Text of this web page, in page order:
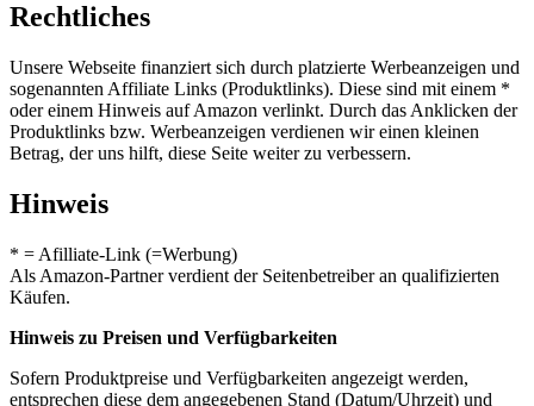
Rechtliches
Unsere Webseite finanziert sich durch platzierte Werbeanzeigen und
sogenannten Affiliate Links (Produktlinks). Diese sind mit einem *
oder einem Hinweis auf Amazon verlinkt. Durch das Anklicken der
Produktlinks bzw. Werbeanzeigen verdienen wir einen kleinen
Betrag, der uns hilft, diese Seite weiter zu verbessern.
Hinweis
* = Afilliate-Link (=Werbung)
Als Amazon-Partner verdient der Seitenbetreiber an qualifizierten
Käufen.
Hinweis zu Preisen und Verfügbarkeiten
Sofern Produktpreise und Verfügbarkeiten angezeigt werden,
entsprechen diese dem angegebenen Stand (Datum/Uhrzeit) und